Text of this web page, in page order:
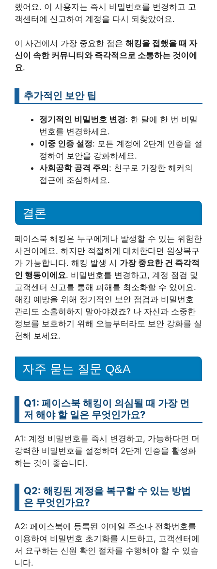
했어요. 이 사용자는 즉시 비밀번호를 변경하고 고
객센터에 신고하여 계정을 다시 되찾았어요.
이 사건에서 가장 중요한 점은 해킹을 접했을 때 자
신이 속한 커뮤니티와 즉각적으로 소통하는 것이에
요.
추가적인 보안 팁
정기적인 비밀번호 변경: 한 달에 한 번 비밀
번호를 변경하세요.
이중 인증 설정: 모든 계정에 2단계 인증을 설
정하여 보안을 강화하세요.
사회공학 공격 주의 : 친구로 가장한 해커의
접근에 조심하세요.
결론
페이스북 해킹은 누구에게나 발생할 수 있는 위험한
사건이에요. 하지만 적절하게 대처한다면 원상복구
가 가능합니다. 해킹 발생 시 가장 중요한 건 즉각적
인 행동이에요. 비밀번호를 변경하고, 계정 점검 및
고객센터 신고를 통해 피해를 최소화할 수 있어요.
해킹 예방을 위해 정기적인 보안 점검과 비밀번호
관리도 소홀히하지 말아야겠죠? 나 자신과 소중한
정보를 보호하기 위해 오늘부터라도 보안 강화를 실
천해 보세요.
자주 묻는 질문 Q&A
Q1: 페이스북 해킹이 의심될 때 가장 먼
저 해야 할 일은 무엇인가요?
A1: 계정 비밀번호를 즉시 변경하고, 가능하다면 더
강력한 비밀번호를 설정하며 2단계 인증을 활성화
하는 것이 좋습니다.
Q2: 해킹된 계정을 복구할 수 있는 방법
은 무엇인가요?
A2: 페이스북에 등록된 이메일 주소나 전화번호를
이용하여 비밀번호 초기화를 시도하고, 고객센터에
서 요구하는 신원 확인 절차를 수행해야 할 수 있습
니다.